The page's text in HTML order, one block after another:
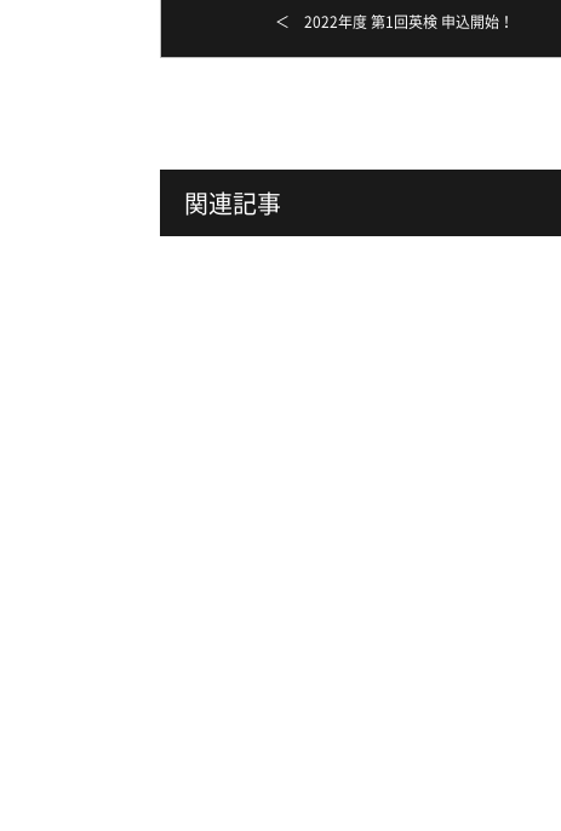
＜ 2022年度 第1回英検 申込開始！
関連記事